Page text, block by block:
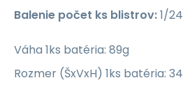
Balenie počet ks blistrov:1/24
Váha 1ks batéria: 89g
Rozmer (ŠxVxH) 1ks batéria: